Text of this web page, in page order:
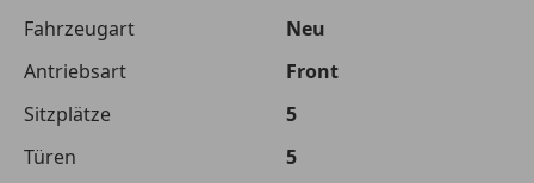
Laufzeit
120 Monate
Kreditbetrag
€ 47 900,-
Zu zahlender
Gesamtbetrag
€ 67 482,-
Fahrzeugart
Neu
Antriebsart
Front
Sitzplätze
5
Türen
5